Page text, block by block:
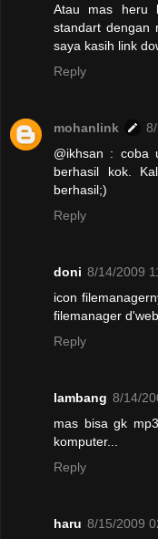
Atau mas heru
standart dengan
saya kasih link
Reply
mohanlink
@ikhsan : coba
berhasil kok.
berhasil;)
Reply
doni 8/14/2009
icon
filemanager
Reply
lambang 8/14/
mas bisa gk
komputer...
Reply
haru 8/15/2009